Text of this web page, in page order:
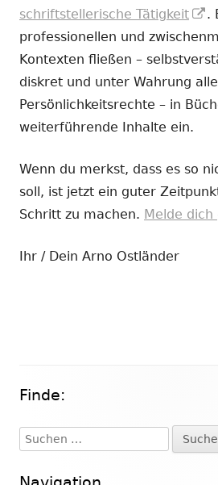
schriftstellerische Tätigkeit
In
.
professionellen und
Kontexten fließen –
diskret und unter Wahrung
Persönlichkeitsrechte – in
weiterführende Inhalte ein.
Wenn du merkst, dass es so
soll, ist jetzt ein guter
Schritt zu machen. Melde
Ihr / Dein Arno Ostländer
Haupt-
Seitenleiste
Finde:
Suchen
nach: